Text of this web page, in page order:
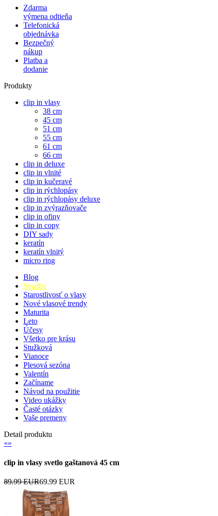
Zdarma
výmena odtieňa
Telefonická
objednávka
Bezpečný
nákup
Platba a
dodanie
Produkty
clip in vlasy
38 cm
45 cm
51 cm
55 cm
61 cm
66 cm
clip in deluxe
clip in vlnité
clip in kučeravé
clip in rýchlopásy
clip in rýchlopásy deluxe
clip in zvýrazňovače
clip in ofiny
clip in copy
DIY sady
keratín
keratín vlnitý
micro ring
Blog
Svadba
Starostlivosť o vlasy
Nové vlasové trendy
Maturita
Leto
Účesy
Všetko pre krásu
Stužková
Vianoce
Plesová sezóna
Valentín
Začíname
Návod na použitie
Video ukážky
Časté otázky
Vaše premeny
Detail produktu
«»
clip in vlasy svetlo gaštanová 45 cm
89.99 EUR69.99 EUR